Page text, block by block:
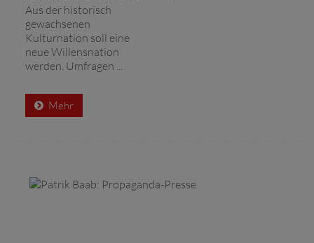
Aus der historisch
gewachsenen
Kulturnation soll eine
neue Willensnation
werden. Umfragen ...
Mehr